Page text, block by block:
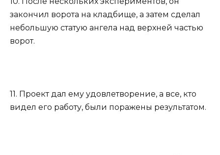
закончил ворота на кладбище, а затем сделал
небольшую статую ангела над верхней частью
ворот.
11. Проект дал ему удовлетворение, а все, кто
видел его работу, были поражены результатом.